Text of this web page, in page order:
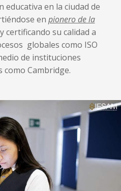
educativa en la ciudad de
en pionero de la
certificando su calidad a
globales como ISO
de instituciones
como Cambridge.